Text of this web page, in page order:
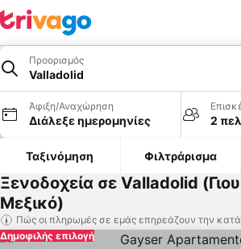
Προορισμός
Valladolid
Άφιξη/Αναχώρηση
Διάλεξε ημερομηνίες 2
Ταξινόμηση Φιλτράρισμα
Ξενοδοχεία σε Valladolid
Μεξικό)
Πώς οι πληρωμές σε εμάς επηρεάζουν την
Δημοφιλής επιλογή